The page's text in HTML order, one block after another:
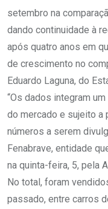
setembro na
dando continuidade à
após quatro anos em
de crescimento no
Eduardo Laguna, do
“Os dados integram
do mercado e sujeito a
números a serem
Fenabrave, entidade
na quinta-feira, 5, pela
No total, foram
passado, entre carros